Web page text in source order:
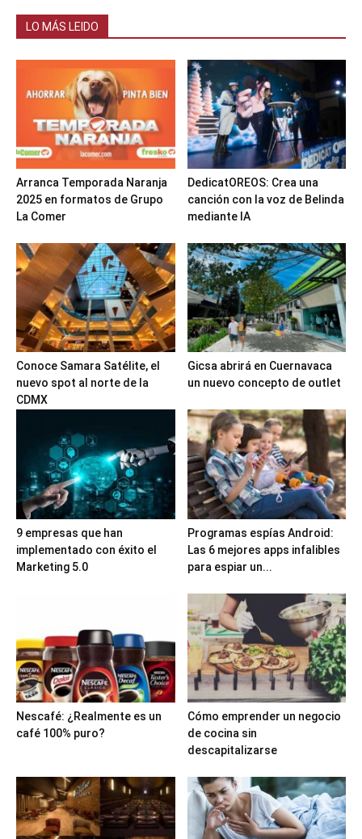
LO MÁS LEIDO
Arranca Temporada Naranja
2025 en formatos de Grupo
La Comer
DedicatOREOS: Crea una
canción con la voz de Belinda
mediante IA
Conoce Samara Satélite, el
nuevo spot al norte de la
CDMX
Gicsa abrirá en Cuernavaca
un nuevo concepto de outlet
9 empresas que han
implementado con éxito el
Marketing 5.0
Programas espías Android:
Las 6 mejores apps infalibles
para espiar un...
Nescafé: ¿Realmente es un
café 100% puro?
Cómo emprender un negocio
de cocina sin
descapitalizarse